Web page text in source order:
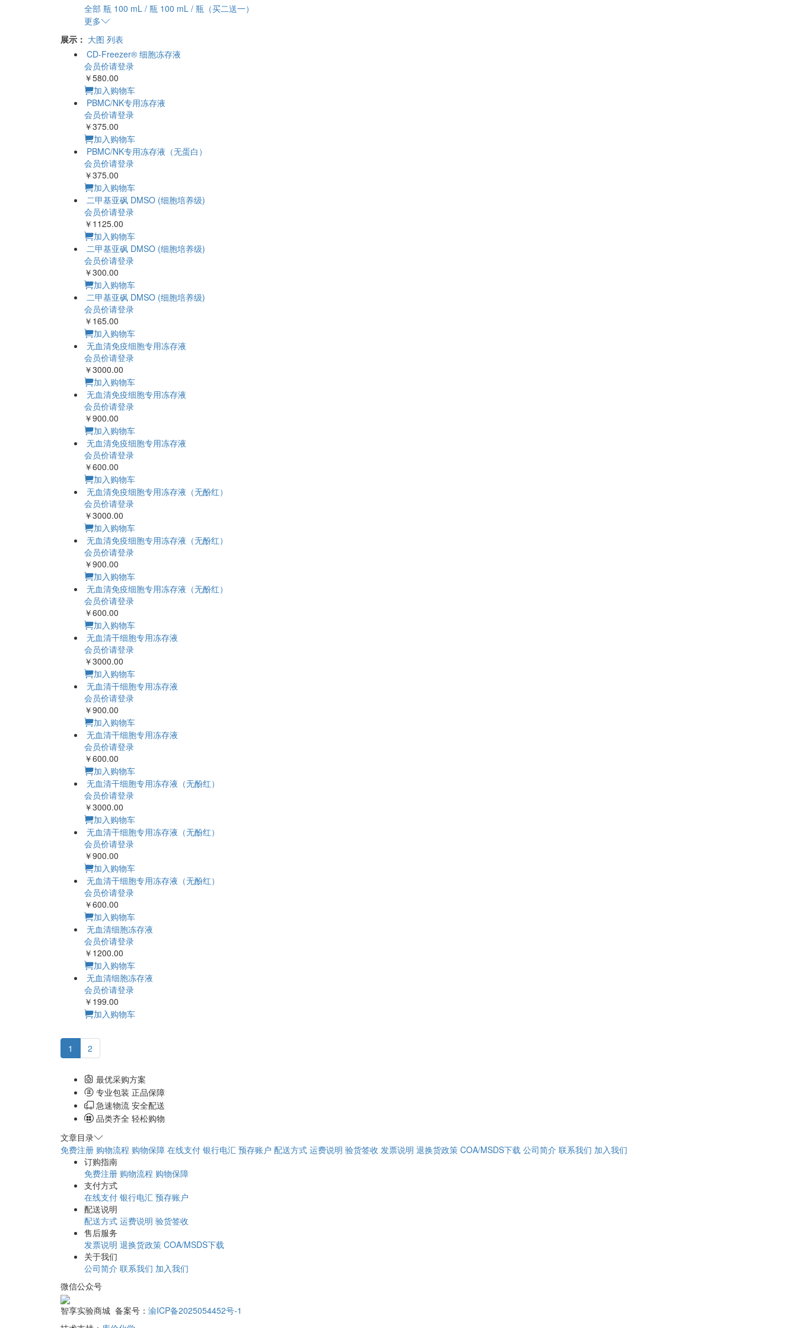
全部 瓶 100 mL / 瓶 100 mL / 瓶（买二送一）
更多
展示： 大图 列表
CD-Freezer® 细胞冻存液
会员价请登录
￥580.00
加入购物车
PBMC/NK专用冻存液
会员价请登录
￥375.00
加入购物车
PBMC/NK专用冻存液（无蛋白）
会员价请登录
￥375.00
加入购物车
二甲基亚砜 DMSO (细胞培养级)
会员价请登录
￥1125.00
加入购物车
二甲基亚砜 DMSO (细胞培养级)
会员价请登录
￥300.00
加入购物车
二甲基亚砜 DMSO (细胞培养级)
会员价请登录
￥165.00
加入购物车
无血清免疫细胞专用冻存液
会员价请登录
￥3000.00
加入购物车
无血清免疫细胞专用冻存液
会员价请登录
￥900.00
加入购物车
无血清免疫细胞专用冻存液
会员价请登录
￥600.00
加入购物车
无血清免疫细胞专用冻存液（无酚红）
会员价请登录
￥3000.00
加入购物车
无血清免疫细胞专用冻存液（无酚红）
会员价请登录
￥900.00
加入购物车
无血清免疫细胞专用冻存液（无酚红）
会员价请登录
￥600.00
加入购物车
无血清干细胞专用冻存液
会员价请登录
￥3000.00
加入购物车
无血清干细胞专用冻存液
会员价请登录
￥900.00
加入购物车
无血清干细胞专用冻存液
会员价请登录
￥600.00
加入购物车
无血清干细胞专用冻存液（无酚红）
会员价请登录
￥3000.00
加入购物车
无血清干细胞专用冻存液（无酚红）
会员价请登录
￥900.00
加入购物车
无血清干细胞专用冻存液（无酚红）
会员价请登录
￥600.00
加入购物车
无血清细胞冻存液
会员价请登录
￥1200.00
加入购物车
无血清细胞冻存液
会员价请登录
￥199.00
加入购物车
1 2
最优采购方案
专业包装 正品保障
急速物流 安全配送
品类齐全 轻松购物
文章目录
免费注册 购物流程 购物保障 在线支付 银行电汇 预存账户 配送方式 运费说明 验货签收 发票说明 退换货政策 COA/MSDS下载 公司简介 联系我们 加入我们
订购指南
免费注册 购物流程 购物保障
支付方式
在线支付 银行电汇 预存账户
配送说明
配送方式 运费说明 验货签收
售后服务
发票说明 退换货政策 COA/MSDS下载
关于我们
公司简介 联系我们 加入我们
微信公众号
智享实验商城 备案号： 渝ICP备2025054452号-1